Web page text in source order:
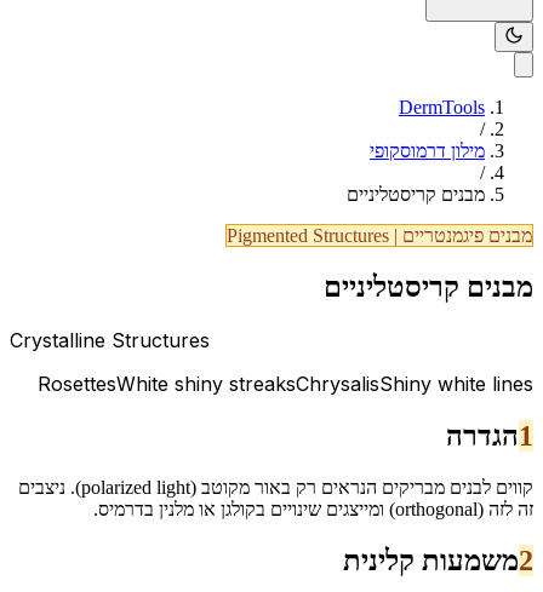
DermTools
/
מילון דרמוסקופי
/
מבנים קריסטליניים
מבנים פיגמנטריים |
Pigmented Structures
מבנים קריסטליניים
Crystalline Structures
Shiny white lines
Chrysalis
White shiny streaks
Rosettes
1הגדרה
קווים לבנים מבריקים הנראים רק באור מקוטב (polarized light). ניצבים
זה לזה (orthogonal) ומייצגים שינויים בקולגן או מלנין בדרמיס.
2משמעות קלינית